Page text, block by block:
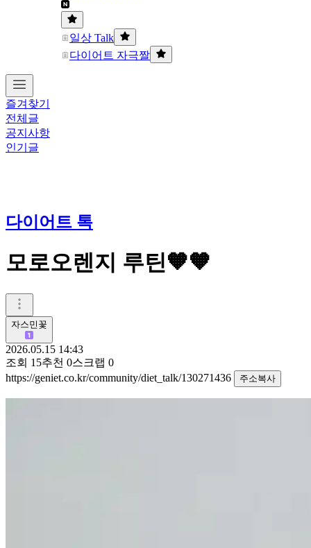
일상 Talk
다이어트 자극짤
즐겨찾기
전체글
공지사항
인기글
다이어트 톡
모로오렌지 루틴🧡🧡
자스민꽃
2026.05.15 14:43
조회 15추천 0스크랩 0
https://geniet.co.kr/community/diet_talk/130271436
주소복사